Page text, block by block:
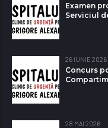
Examen
Serviciul
26 IUNIE 2026
Concurs
28 MAI 2026